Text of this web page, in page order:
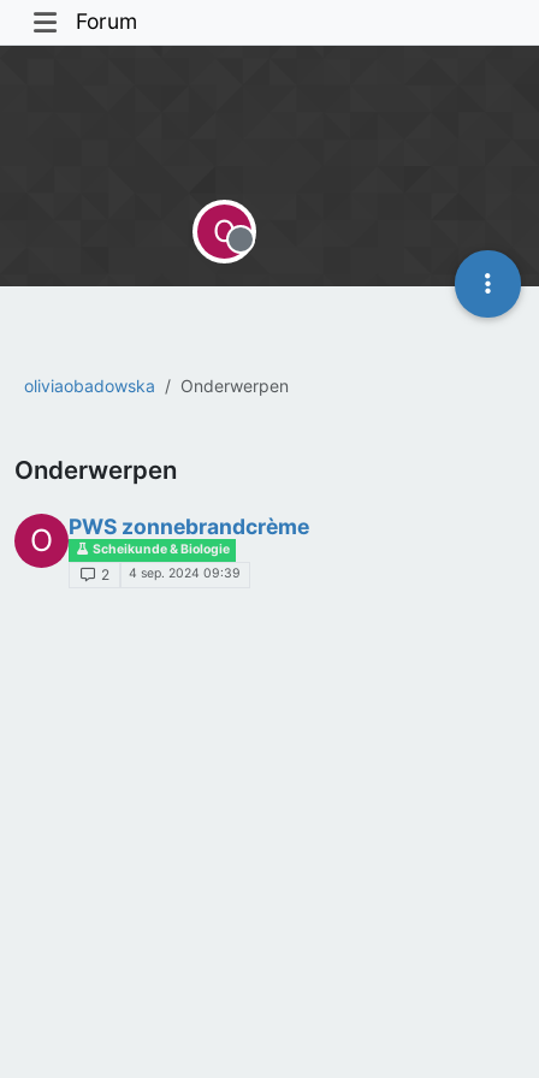
Forum
oliviaobadowska Onderwerpen
O
Offline
Onderwerpen
O PWS zonnebrandcrème
Scheikunde & Biologie
2 4 sep. 2024 09:39